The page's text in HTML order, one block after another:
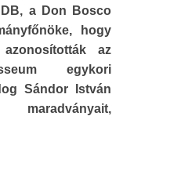
a Don Bosco
hogy
az
egykori
Sándor István